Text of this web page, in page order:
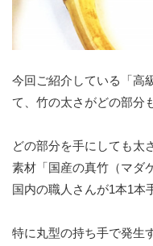
今回ご紹介している「高
て、竹の太さがどの部分
どの部分を手にしても太
素材「国産の真竹（マダ
国内の職人さんが1本1本
特に丸型の持ち手で発生